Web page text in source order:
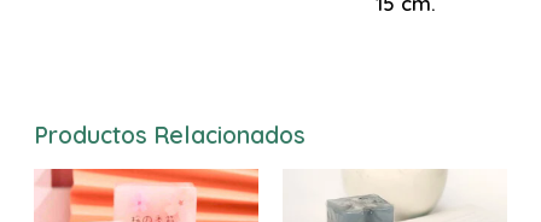
Productos Relacionados